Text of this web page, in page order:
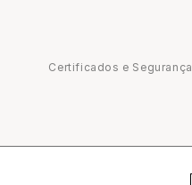
Certificados e Segurança